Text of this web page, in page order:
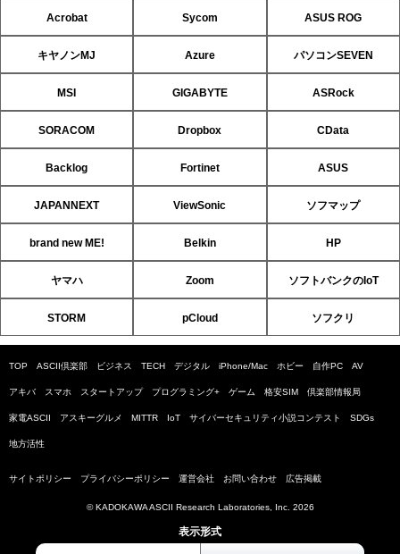
Acrobat Sycom ASUS ROG
キヤノンMJ Azure パソコンSEVEN
MSI GIGABYTE ASRock
SORACOM Dropbox CData
Backlog Fortinet ASUS
JAPANNEXT ViewSonic ソフマップ
brand new ME! Belkin HP
ヤマハ Zoom ソフトバンクのIoT
STORM pCloud ソフクリ
TOP ASCII倶楽部 ビジネス TECH デジタル iPhone/Mac ホビー 自作PC AV
アキバ スマホ スタートアップ プログラミング+ ゲーム 格安SIM 倶楽部情報局
家電ASCII アスキーグルメ MITTR IoT サイバーセキュリティ小説コンテスト SDGs
地方活性
サイトポリシー プライバシーポリシー 運営会社 お問い合わせ 広告掲載
© KADOKAWA ASCII Research Laboratories, Inc. 2026
表示形式